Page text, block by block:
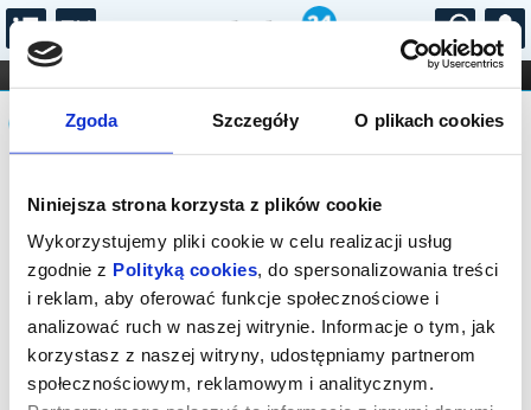
Zgoda Szczegóły O plikach cookies
Niniejsza strona korzysta z plików cookie
Wykorzystujemy pliki cookie w celu realizacji usług
zgodnie z Polityką cookies, do spersonalizowania treści
i reklam, aby oferować funkcje społecznościowe i
analizować ruch w naszej witrynie. Informacje o tym, jak
korzystasz z naszej witryny, udostępniamy partnerom
społecznościowym, reklamowym i analitycznym.
...
FILHARMONIA OPERA I BALET
STAND-UP
DLA DZIECI
Komunikat
Sprzedaż biletów on-line na wydarzenie
została zakończona.